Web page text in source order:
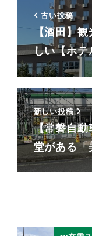
古い投稿
【酒田】
しい【ホ
新しい投稿
【常磐自
堂がある